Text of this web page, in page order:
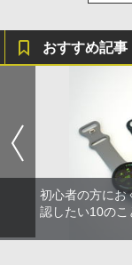
おすすめ記事
初心者の方にお
認したい10のこ